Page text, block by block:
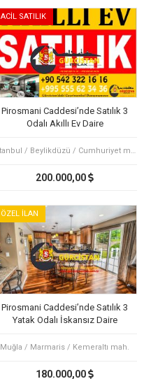
ACİL SATILIK
Pirosmani Caddesi’nde Satılık 3
Odalı Akıllı Ev Daire
İstanbul / Beylikdüzü / Cumhuriyet mah.
200.000,00
ÖZEL İLAN
Pirosmani Caddesi’nde Satılık 3
Yatak Odalı İskansız Daire
Muğla / Marmaris / Kemeraltı mah.
180.000,00